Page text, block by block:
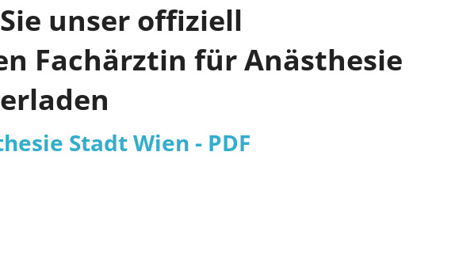
unser offiziell
Fachärztin für Anästhesie
Stadt Wien - PDF